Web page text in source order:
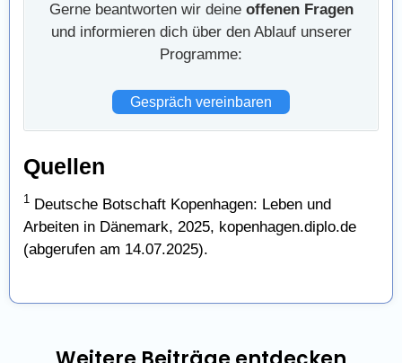
Gerne beantworten wir deine offenen Fragen
und informieren dich über den Ablauf unserer
Programme:
Gespräch vereinbaren
Quellen
1 Deutsche Botschaft Kopenhagen: Leben und
Arbeiten in Dänemark, 2025, kopenhagen.diplo.de
(abgerufen am 14.07.2025).